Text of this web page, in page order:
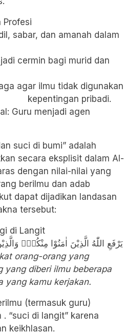
Profesi
sabar, dan amanah dalam
cermin bagi murid dan
agar ilmu tidak digunakan
kepentingan pribadi.
Guru menjadi agen
suci di bumi” adalah
secara eksplisit dalam Al-
dengan nilai-nilai yang
berilmu dan adab
dapat dijadikan landasan
tersebut:
di Langit
يَرْفَعِ اللّٰهُ الَّذِيْنَ اٰمَنُوْا مِنْكُمْۙ
orang-orang yang
yang diberi ilmu beberapa
yang kamu kerjakan.
(termasuk guru)
“suci di langit” karena
keikhlasan.